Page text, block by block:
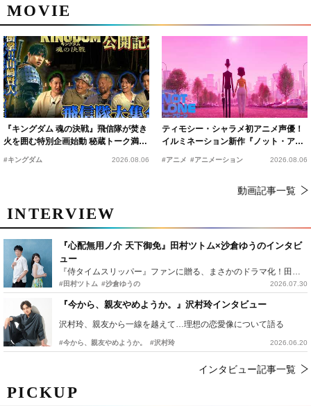
PICKUP
MOVIE
『キングダム 魂の決戦』飛信隊が焚き
火を囲む特別企画始動 秘蔵トーク満載
の“キングダムキャンプ”開催
#キングダム 2026.08.06
ティモシー・シャラメ初アニメ声優！
イルミネーション新作『ノット・アロ
#アニメ #アニメーション 2026.08.06
動画記事一覧
INTERVIEW
『心配無用ノ介 天下御免』田村ツトム×沙倉ゆうのインタビ
ュー
『侍タイムスリッパー』ファンに贈る、まさかのドラマ化！田村ツトム×沙倉ゆうのが語る『心配無用ノ介』撮影秘話
#田村ツトム #沙倉ゆうの 2026.07.30
『今から、親友やめようか。』沢村玲インタビュー
沢村玲、親友から一線を越えて…理想の恋愛像について語る
#今から、親友やめようか。 #沢村玲 2026.06.20
インタビュー記事一覧